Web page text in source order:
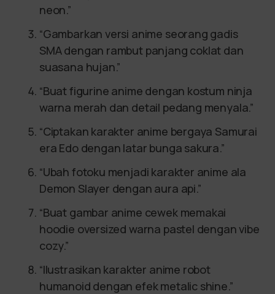
neon.”
“Gambarkan versi anime seorang gadis
SMA dengan rambut panjang coklat dan
suasana hujan.”
“Buat figurine anime dengan kostum ninja
warna merah dan detail pedang menyala.”
“Ciptakan karakter anime bergaya Samurai
era Edo dengan latar bunga sakura.”
“Ubah fotoku menjadi karakter anime ala
Demon Slayer dengan aura api.”
“Buat gambar anime cewek memakai
hoodie oversized warna pastel dengan vibe
cozy.”
“Ilustrasikan karakter anime robot
humanoid dengan efek metalic shine.”